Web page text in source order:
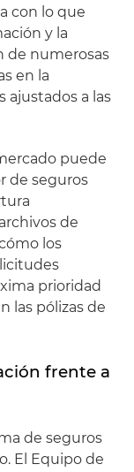
con lo que
y la
de numerosas
en la
ajustados a las
puede
de seguros
de
los
prioridad
las pólizas de
frente a
de seguros
El Equipo de